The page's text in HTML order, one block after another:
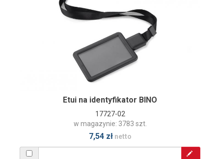
Etui na identyfikator BINO
17727-02
w magazynie: 3783 szt.
7,54 złnetto